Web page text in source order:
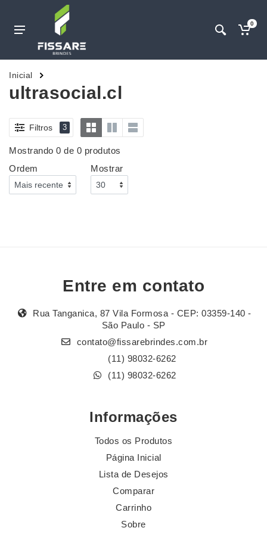
0
Inicial
ultrasocial.cl
Filtros 3
Mostrando 0 de 0 produtos
Ordem
Mostrar
Entre em contato
Rua Tanganica, 87 Vila Formosa - CEP: 03359-140 -
São Paulo - SP
contato@fissarebrindes.com.br
(11) 98032-6262
(11) 98032-6262
Informações
Todos os Produtos
Página Inicial
Lista de Desejos
Comparar
Carrinho
Sobre